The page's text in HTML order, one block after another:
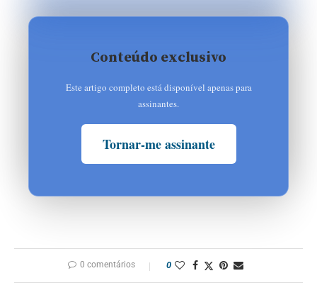
Conteúdo exclusivo
Este artigo completo está disponível apenas para
assinantes.
Tornar-me assinante
0 comentários 0